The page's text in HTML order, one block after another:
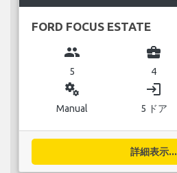
FORD FOCUS ESTATE
group
5
business_center
4
miscellaneous_services
Manual
login
5 ドア
詳細表示...